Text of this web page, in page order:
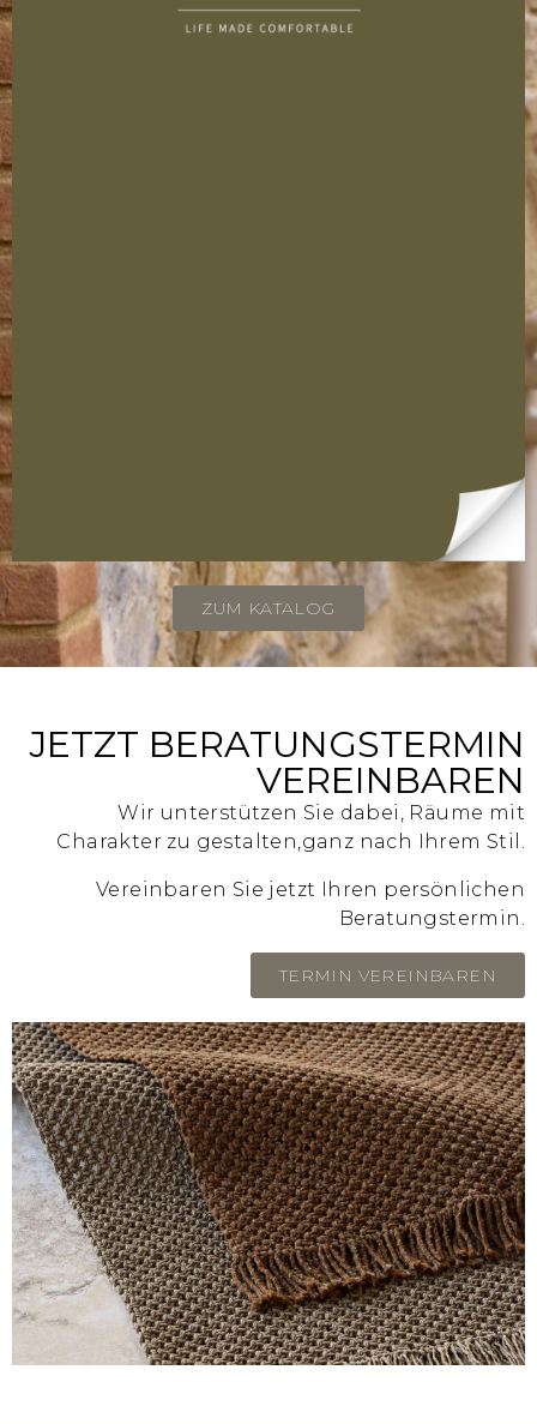
ZUM KATALOG
JETZT BERATUNGSTERMIN
VEREINBAREN
Wir unterstützen Sie dabei, Räume mit
Charakter zu gestalten,ganz nach Ihrem Stil.
Vereinbaren Sie jetzt Ihren persönlichen
Beratungstermin.
TERMIN VEREINBAREN